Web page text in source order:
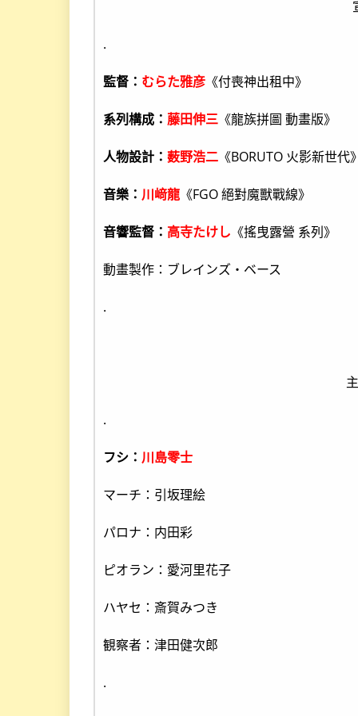
.
監督： むらた雅彦 《付喪神出租中》
系列構成： 藤田伸三 《龍族拼圖 動畫版》
人物設計： 薮野浩二 《BORUTO 火影新世代》
音樂： 川﨑龍 《FGO 絕對魔獸戰線》
音響監督： 高寺たけし 《搖曳露營 系列》
動畫製作：ブレインズ・ベース
.
.
フシ： 川島零士
マーチ：引坂理絵
パロナ：内田彩
ピオラン：愛河里花子
ハヤセ：斎賀みつき
観察者：津田健次郎
.